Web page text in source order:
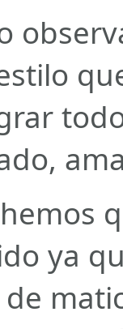
ya